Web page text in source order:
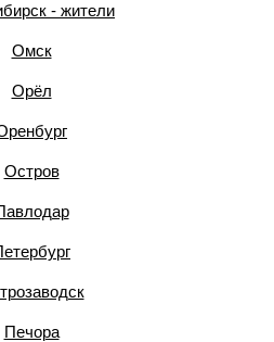
- жители
Омск
Орёл
Остров
Печора